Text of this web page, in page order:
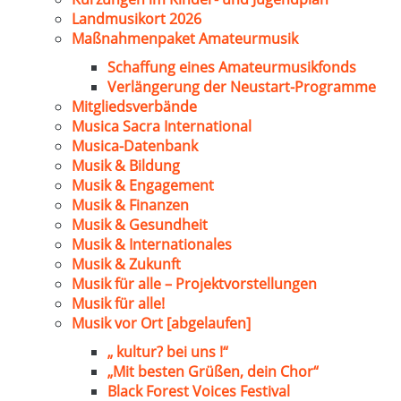
Landmusikort 2026
Maßnahmenpaket Amateurmusik
Schaffung eines Amateurmusikfonds
Verlängerung der Neustart-Programme
Mitgliedsverbände
Musica Sacra International
Musica-Datenbank
Musik & Bildung
Musik & Engagement
Musik & Finanzen
Musik & Gesundheit
Musik & Internationales
Musik & Zukunft
Musik für alle – Projektvorstellungen
Musik für alle!
Musik vor Ort [abgelaufen]
„ kultur? bei uns !“
„Mit besten Grüßen, dein Chor“
Black Forest Voices Festival